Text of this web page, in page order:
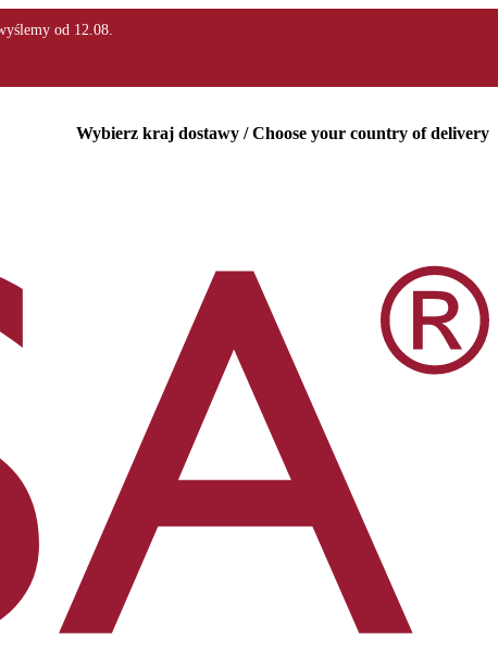
Wybierz kraj dostawy / Choose your country of delivery